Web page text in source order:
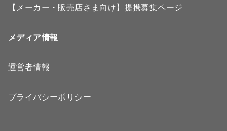
【メーカー・販売店さま向け】提携募集ページ
メディア情報
運営者情報
プライバシーポリシー